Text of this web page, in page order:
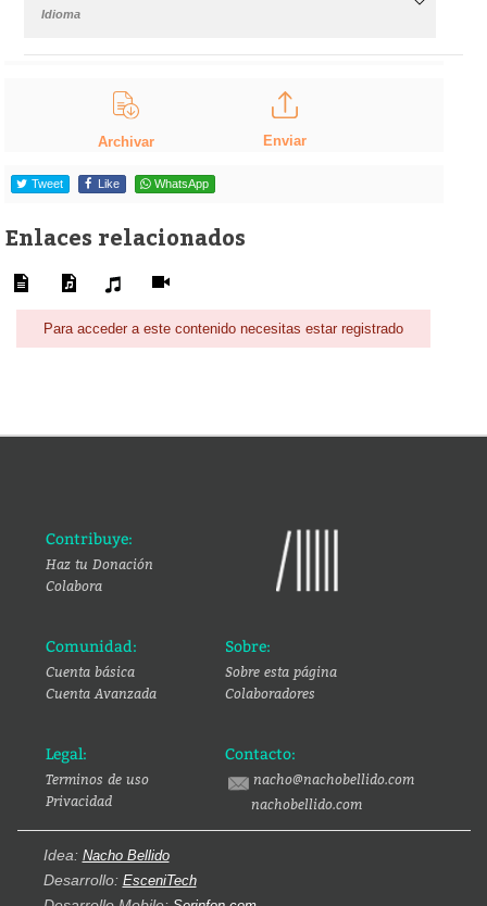
Idioma
Archivar Enviar
Tweet Like WhatsApp
Enlaces relacionados
Para acceder a este contenido necesitas estar registrado
Contribuye:
Haz tu Donación
Colabora
Comunidad:
Cuenta básica
Cuenta Avanzada
Sobre:
Sobre esta página
Colaboradores
Legal:
Terminos de uso
Privacidad
Contacto:
nacho@nachobellido.com
nachobellido.com
Idea: Nacho Bellido
Desarrollo: EsceniTech